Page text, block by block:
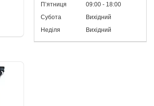
Пʼятниця
09:00
18:00
Субота
Вихідний
Неділя
Вихідний